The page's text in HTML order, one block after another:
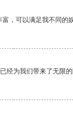
，可以满足我不同的
经为我们带来了无限的